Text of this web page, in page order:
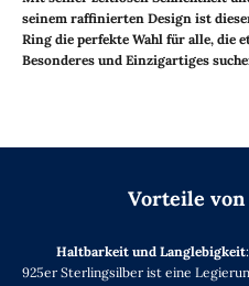
seinem raffinierten Design ist
Ring die perfekte Wahl für alle, die
Besonderes und Einzigartiges
Vorteile
Haltbarkeit und Langlebigkeit:
925er Sterlingsilber ist eine